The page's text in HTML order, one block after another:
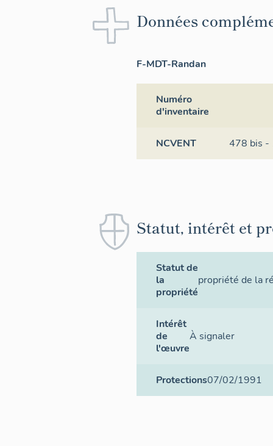
Données
F-MDT-Randan
Numéro
d'inventaire
NCVENT 478 bis -
Statut, intérêt et
Statut de
la
propriété
propriété de la
Intérêt
de
l'œuvre
À signaler
Protections07/02/1991